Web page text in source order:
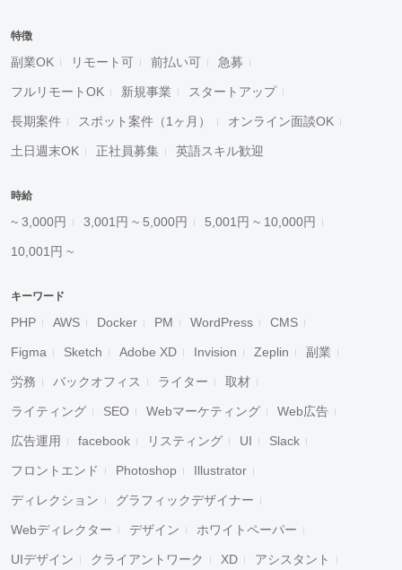
特徴
副業OK リモート可 前払い可 急募
フルリモートOK 新規事業 スタートアップ
長期案件 スポット案件（1ヶ月） オンライン面談OK
土日週末OK 正社員募集 英語スキル歓迎
時給
~ 3,000円 3,001円 ~ 5,000円 5,001円 ~ 10,000円
10,001円 ~
キーワード
PHP AWS Docker PM WordPress CMS
Figma Sketch Adobe XD Invision Zeplin 副業
労務 バックオフィス ライター 取材
ライティング SEO Webマーケティング Web広告
広告運用 facebook リスティング UI Slack
フロントエンド Photoshop Illustrator
ディレクション グラフィックデザイナー
Webディレクター デザイン ホワイトペーパー
UIデザイン クライアントワーク XD アシスタント